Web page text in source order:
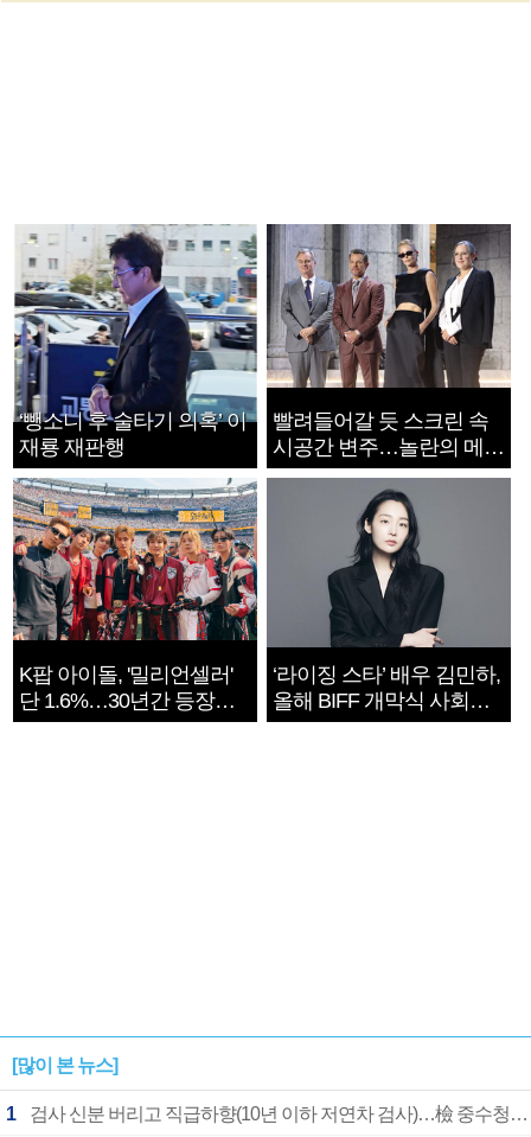
‘뺑소니 후 술타기 의혹’ 이
재룡 재판행
빨려들어갈 듯 스크린 속
시공간 변주…놀란의 메시
지는 ‘전쟁 속죄’
K팝 아이돌, '밀리언셀러'
단 1.6%…30년간 등장
1182개팀 전수조사
‘라이징 스타’ 배우 김민하,
올해 BIFF 개막식 사회자
확정
[많이 본 뉴스]
1 검사 신분 버리고 직급하향(10년 이하 저연차 검사)…檢 중수청행 기피